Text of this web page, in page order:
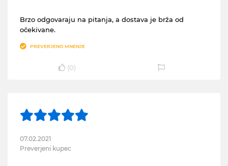
Brzo odgovaraju na pitanja, a dostava je brža od
očekivane.
PREVERJENO MNENJE
(0)
07.02.2021
Preverjeni kupec